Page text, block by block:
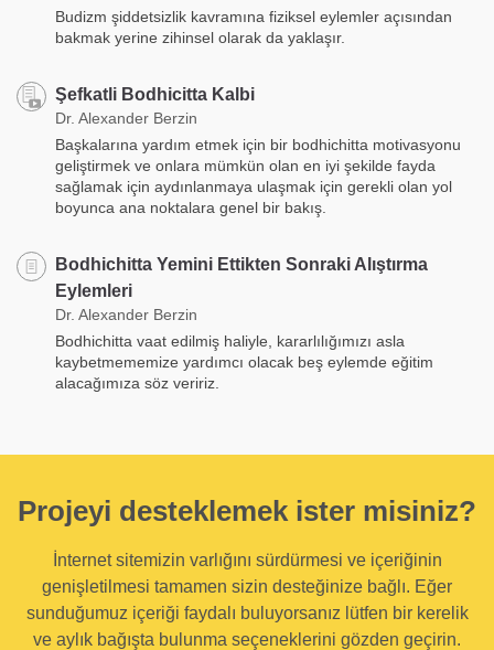
Budizm şiddetsizlik kavramına fiziksel eylemler açısından
bakmak yerine zihinsel olarak da yaklaşır.
Şefkatli Bodhicitta Kalbi
Dr. Alexander Berzin
Başkalarına yardım etmek için bir bodhichitta motivasyonu
geliştirmek ve onlara mümkün olan en iyi şekilde fayda
sağlamak için aydınlanmaya ulaşmak için gerekli olan yol
boyunca ana noktalara genel bir bakış.
Bodhichitta Yemini Ettikten Sonraki Alıştırma
Eylemleri
Dr. Alexander Berzin
Bodhichitta vaat edilmiş haliyle, kararlılığımızı asla
kaybetmememize yardımcı olacak beş eylemde eğitim
alacağımıza söz veririz.
Projeyi desteklemek ister misiniz?
İnternet sitemizin varlığını sürdürmesi ve içeriğinin
genişletilmesi tamamen sizin desteğinize bağlı. Eğer
sunduğumuz içeriği faydalı buluyorsanız lütfen bir kerelik
ve aylık bağışta bulunma seçeneklerini gözden geçirin.